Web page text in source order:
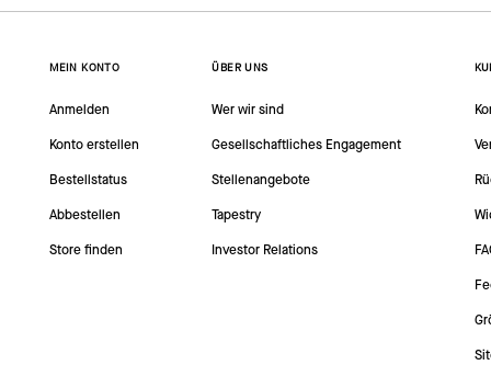
MEIN KONTO
Anmelden
Konto erstellen
Bestellstatus
Abbestellen
Store finden
ÜBER UNS
Wer wir sind
Gesellschaftliches Engagement
Stellenangebote
Tapestry
Investor Relations